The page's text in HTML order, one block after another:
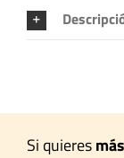
Si quieres